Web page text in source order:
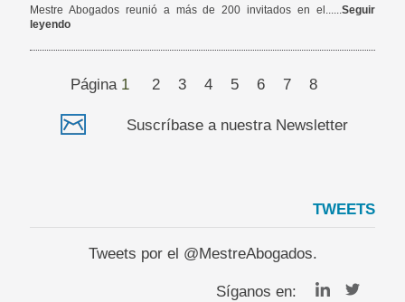
Mestre Abogados reunió a más de 200 invitados en el...... Seguir
leyendo
Página 1 2 3 4 5 6 7 8
Suscríbase a nuestra Newsletter
TWEETS
Tweets por el @MestreAbogados.
Síganos en: